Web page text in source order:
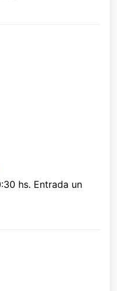
hs. Entrada un